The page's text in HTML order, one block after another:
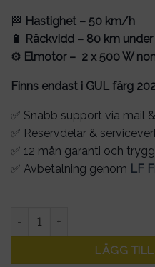
🏁 Hastighet – 50 km/h
🔋
Räckvidd – 80 km
⚙️ Elmotor – 2 x 500 W
Finns endast i GUL färg
✅ Snabb support via mail
✅ Reservdelar &
✅ 12 mån garanti och
✅ Avbetalning genom LF
Teverun Blade Mini Pro – 50
LÄGG TILL